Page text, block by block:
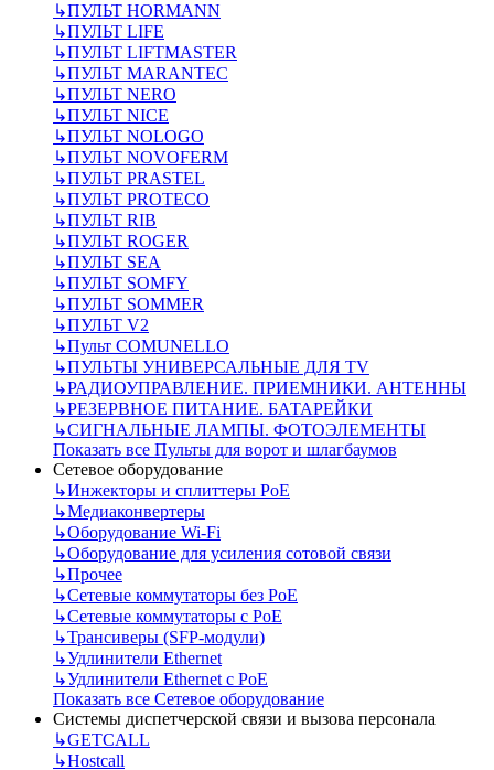
↳ПУЛЬТ HORMANN
↳ПУЛЬТ LIFE
↳ПУЛЬТ LIFTMASTER
↳ПУЛЬТ MARANTEC
↳ПУЛЬТ NERO
↳ПУЛЬТ NICE
↳ПУЛЬТ NOLOGO
↳ПУЛЬТ NOVOFERM
↳ПУЛЬТ PRASTEL
↳ПУЛЬТ PROTECO
↳ПУЛЬТ RIB
↳ПУЛЬТ ROGER
↳ПУЛЬТ SEA
↳ПУЛЬТ SOMFY
↳ПУЛЬТ SOMMER
↳ПУЛЬТ V2
↳Пульт СOMUNELLO
↳ПУЛЬТЫ УНИВЕРСАЛЬНЫЕ ДЛЯ TV
↳РАДИОУПРАВЛЕНИЕ. ПРИЕМНИКИ. АНТЕННЫ
↳РЕЗЕРВНОЕ ПИТАНИЕ. БАТАРЕЙКИ
↳СИГНАЛЬНЫЕ ЛАМПЫ. ФОТОЭЛЕМЕНТЫ
Показать все Пульты для ворот и шлагбаумов
Сетевое оборудование
↳Инжекторы и сплиттеры РоЕ
↳Медиаконвертеры
↳Оборудование Wi-Fi
↳Оборудование для усиления сотовой связи
↳Прочее
↳Сетевые коммутаторы без РоЕ
↳Сетевые коммутаторы с РоЕ
↳Трансиверы (SFP-модули)
↳Удлинители Ethernet
↳Удлинители Ethernet с PoE
Показать все Сетевое оборудование
Системы диспетчерской связи и вызова персонала
↳GETCALL
↳Hostcall